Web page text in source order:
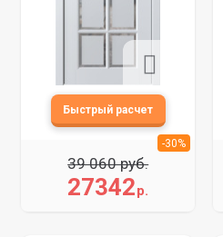
27342р.
39 060 руб.
-30%